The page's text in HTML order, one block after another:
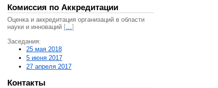
Комиссия по Аккредитации
Оценка и аккредитация организаций в области
науки и инноваций […]
Заседания:
25 мая 2018
5 июня 2017
27 апреля 2017
Контакты